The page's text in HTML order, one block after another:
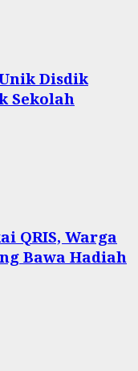
Disdik
Sekolah
QRIS, Warga
Bawa Hadiah